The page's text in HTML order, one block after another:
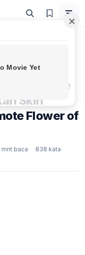
Free
Skin
Flower of
mnt baca
838 kata